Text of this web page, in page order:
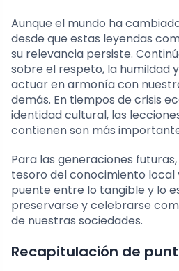
Aunque el mundo ha
desde que estas leyendas
su relevancia persiste.
sobre el respeto, la humildad
actuar en armonía con
demás. En tiempos de crisis
identidad cultural, las
contienen son más
Para las generaciones
tesoro del conocimiento local
puente entre lo tangible y lo
preservarse y celebrarse
de nuestras sociedades.
Recapitulación de